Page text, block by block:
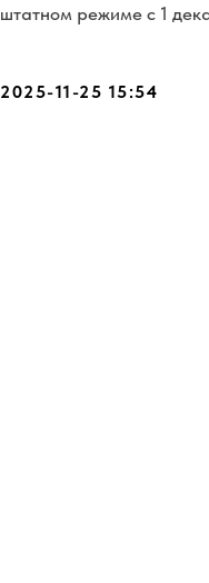
штатном режиме с 1
2025-11-25 15:54